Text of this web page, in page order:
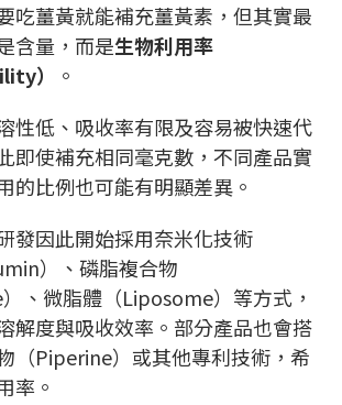
吃薑黃就能補充薑黃素，但其實最
含量，而是生物利用率
）
。
性低、吸收率有限及容易被快速代
即使補充相同毫克數，不同產品實
的比例也可能有明顯差異。
發因此開始採用奈米化技術
）、磷脂複合物
、微脂體（Liposome）等方式，
解度與吸收效率。部分產品也會搭
（Piperine）或其他專利技術，希
率。